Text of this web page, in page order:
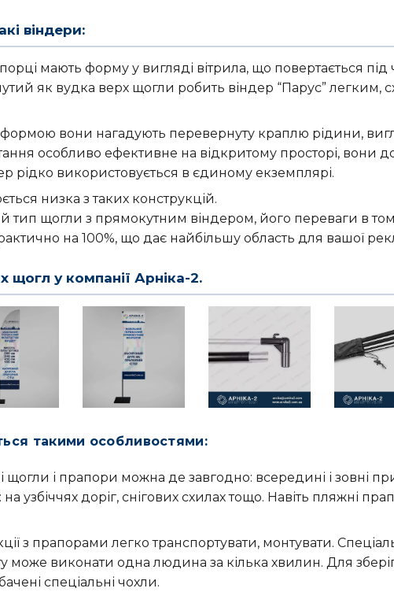
віндери:
мають форму у вигляді вітрила, що повертається під
як вудка верх щогли робить віндер “Парус” легким,
вони нагадують перевернуту краплю рідини,
особливо ефективне на відкритому просторі, вони
рідко використовується в єдиному екземплярі.
низка з таких конструкцій.
тип щогли з прямокутним віндером, його переваги в
на 100%, що дає найбільшу область для вашої
щогл у компанії Арніка-2.
такими особливостями:
щогли і прапори можна де завгодно: всередині і зовні
на узбіччях доріг, снігових схилах тощо. Навіть пляжні
з прапорами легко транспортувати, монтувати.
може виконати одна людина за кілька хвилин. Для
спеціальні чохли.